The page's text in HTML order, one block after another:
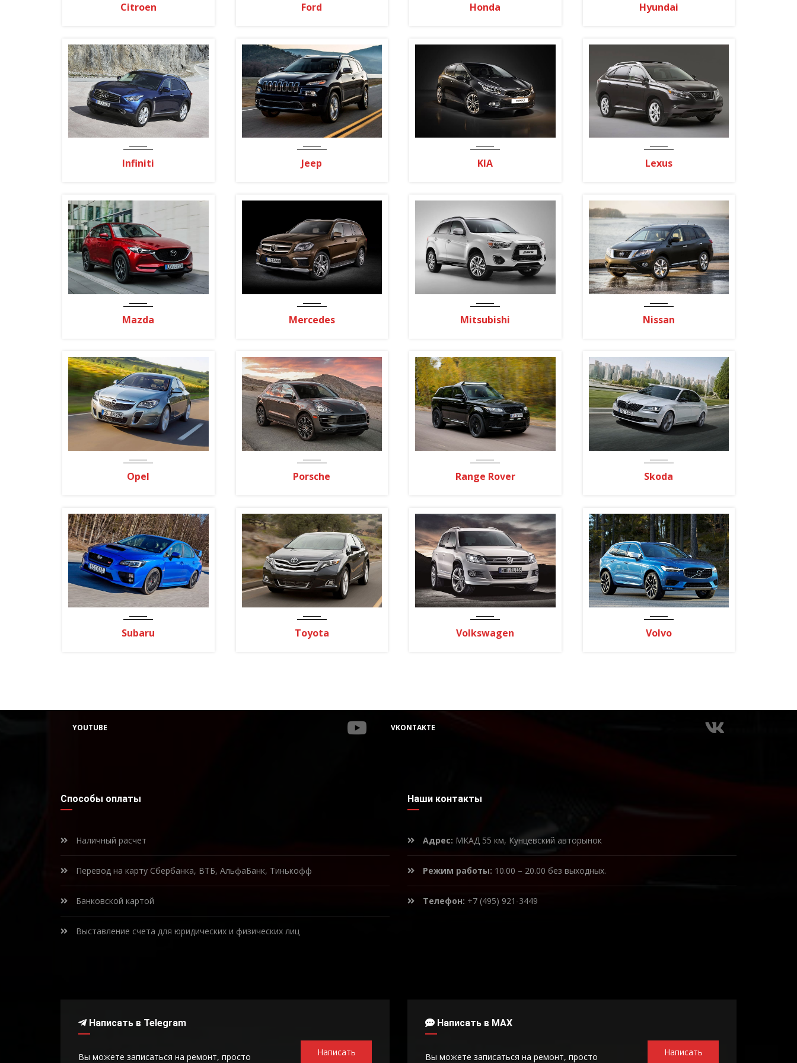
Citroen Ford Honda Hyundai
Infiniti Jeep KIA Lexus
Mazda Mercedes Mitsubishi Nissan
Opel Porsche Range Rover Skoda
Subaru Toyota Volkswagen Volvo
YOUTUBE VKONTAKTE
Способы оплаты
Наличный расчет
Перевод на карту Сбербанка, ВТБ, АльфаБанк, Тинькофф
Банковской картой
Выставление счета для юридических и физических лиц
Наши контакты
Адрес: МКАД 55 км, Кунцевский авторынок
Режим работы: 10.00 – 20.00 без выходных.
Телефон: +7 (495) 921-3449
Написать в Telegram
Вы можете записаться на ремонт, просто Написать
Написать в MAX
Вы можете записаться на ремонт, просто Написать